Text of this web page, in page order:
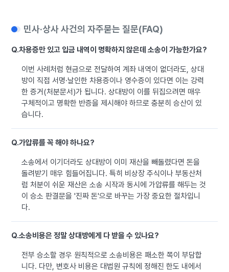
민사·상사 사건의 자주묻는 질문(FAQ)
Q.차용증만 있고 입금 내역이 명확하지 않은데 소송이 가능한가요?
이번 사례처럼 현금으로 전달하여 계좌 내역이 없더라도, 상대
방이 직접 서명·날인한 차용증이나 영수증이 있다면 이는 강력
한 증거(처분문서)가 됩니다. 상대방이 이를 뒤집으려면 매우
구체적이고 명확한 반증을 제시해야 하므로 충분히 승산이 있
습니다.
Q.가압류를 꼭 해야 하나요?
소송에서 이기더라도 상대방이 이미 재산을 빼돌렸다면 돈을
돌려받기 매우 힘들어집니다. 특히 비상장 주식이나 부동산처
럼 처분이 쉬운 재산은 소송 시작과 동시에 가압류를 해두는 것
이 승소 판결문을 '진짜 돈'으로 바꾸는 가장 중요한 절차입니
다.
Q.소송비용은 정말 상대방에게 다 받을 수 있나요?
전부 승소할 경우 원칙적으로 소송비용은 패소한 쪽이 부담합
니다. 다만, 변호사 비용은 대법원 규칙에 정해진 한도 내에서